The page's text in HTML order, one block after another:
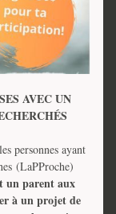
AVEC UN
personnes ayant
un parent aux
à un projet de